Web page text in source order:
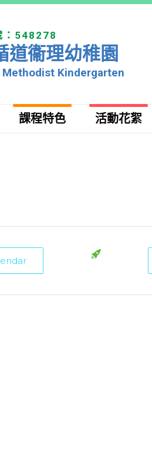
：548278
道衞理幼稚園
Methodist Kindergarten
課程特色 活動花絮